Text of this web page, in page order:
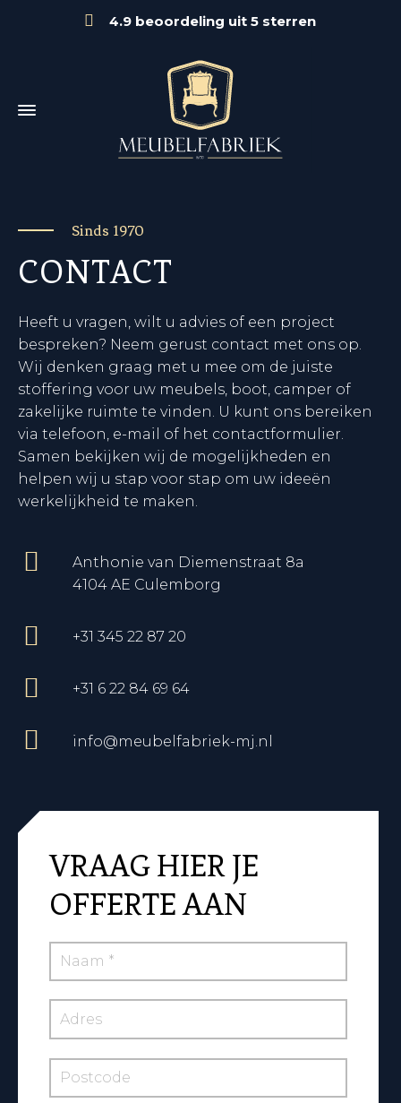
4.9 beoordeling uit 5 sterren
Sinds 1970
CONTACT
Heeft u vragen, wilt u advies of een project
bespreken? Neem gerust contact met ons op.
Wij denken graag met u mee om de juiste
stoffering voor uw meubels, boot, camper of
zakelijke ruimte te vinden. U kunt ons bereiken
via telefoon, e-mail of het contactformulier.
Samen bekijken wij de mogelijkheden en
helpen wij u stap voor stap om uw ideeën
werkelijkheid te maken.
Anthonie van Diemenstraat 8a
4104 AE Culemborg
+31 345 22 87 20
+31 6 22 84 69 64‬
info@meubelfabriek-mj.nl
VRAAG HIER JE
OFFERTE AAN